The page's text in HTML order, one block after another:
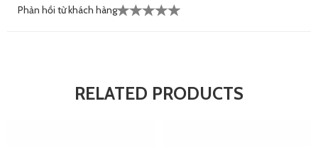
Phản hồi từ khách hàng
RELATED PRODUCTS